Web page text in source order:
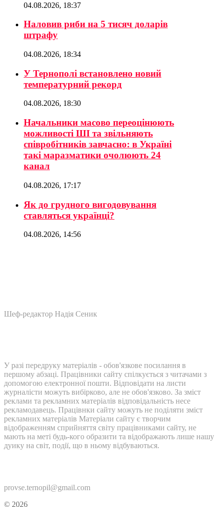
04.08.2026, 18:37
Наловив риби на 5 тисяч доларів
штрафу
04.08.2026, 18:34
У Тернополі встановлено новий
температурний рекорд
04.08.2026, 18:30
Начальники масово переоцінюють
можливості ШІ та звільняють
співробітників завчасно: в Україні
такі маразматики очолюють 24
канал
04.08.2026, 17:17
Як до грудного вигодовування
ставляться українці?
04.08.2026, 14:56
Шеф-редактор Надія Сеник
У разі передруку матеріалів - обов'язкове посилання в
першому абзаці. Працівники сайту спілкується з читачами з
допомогою електронної пошти. Відповідати на листи
журналісти можуть вибірково, але не обов'язково. За зміст
реклами та рекламних матеріалів відповідальність несе
рекламодавець. Працівнки сайту можуть не поділяти зміст
рекламних матеріалів Матеріали сайту є творчим
відображенням сприйняття світу працівниками сайту, не
мають на меті будь-кого образити та відображають лише нашу
дуику на світ, події, що в ньому відбуваються.
provse.ternopil@gmail.com
© 2026